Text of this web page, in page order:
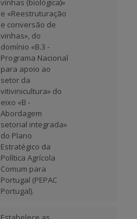
vinhas (biológica)»
e «Reestruturação
e conversão de
vinhas», do
domínio «B.3 -
Programa Nacional
para apoio ao
setor da
vitivinicultura» do
eixo «B -
Abordagem
setorial integrada»
do Plano
Estratégico da
Política Agrícola
Comum para
Portugal (PEPAC
Portugal).